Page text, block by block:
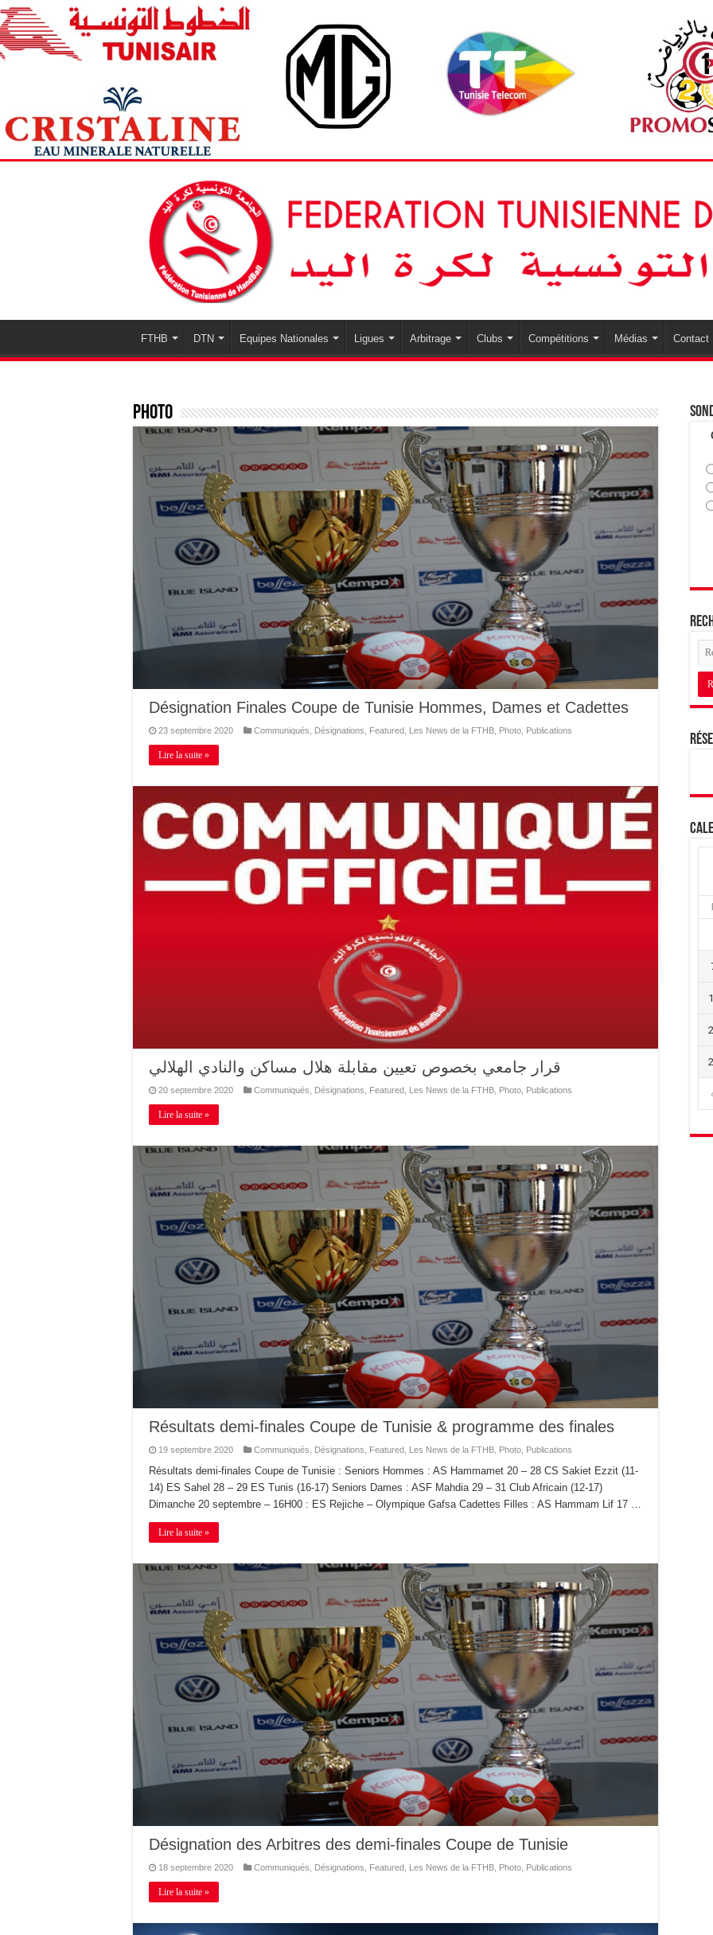
FTHB DTN Equipes Nationales Ligues Arbitrage Clubs Compétitions Médias Contact
Photo
Désignation Finales Coupe de Tunisie Hommes, Dames et Cadettes
23 septembre 2020 Communiqués Désignations Featured Les News de la FTHB Photo Publications
Lire la suite »
قرار جامعي بخصوص تعيين مقابلة هلال مساكن والنادي الهلالي
20 septembre 2020 Communiqués Désignations Featured Les News de la FTHB Photo Publications
Lire la suite »
Résultats demi-finales Coupe de Tunisie & programme des finales
19 septembre 2020 Communiqués Désignations Featured Les News de la FTHB Photo Publications
Résultats demi-finales Coupe de Tunisie : Seniors Hommes : AS Hammamet 20 – 28 CS Sakiet Ezzit (11-
14) ES Sahel 28 – 29 ES Tunis (16-17) Seniors Dames : ASF Mahdia 29 – 31 Club Africain (12-17)
Dimanche 20 septembre – 16H00 : ES Rejiche – Olympique Gafsa Cadettes Filles : AS Hammam Lif 17 …
Lire la suite »
Désignation des Arbitres des demi-finales Coupe de Tunisie
18 septembre 2020 Communiqués Désignations Featured Les News de la FTHB Photo Publications
Lire la suite »
L